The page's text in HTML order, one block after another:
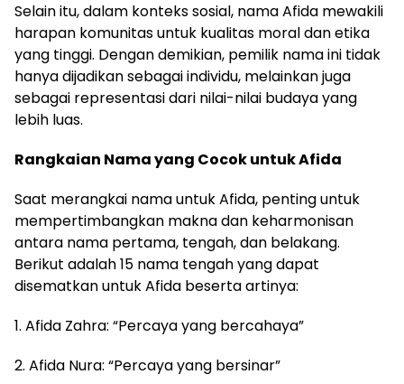
Selain itu, dalam konteks sosial, nama Afida mewakili
harapan komunitas untuk kualitas moral dan etika
yang tinggi. Dengan demikian, pemilik nama ini tidak
hanya dijadikan sebagai individu, melainkan juga
sebagai representasi dari nilai-nilai budaya yang
lebih luas.
Rangkaian Nama yang Cocok untuk Afida
Saat merangkai nama untuk Afida, penting untuk
mempertimbangkan makna dan keharmonisan
antara nama pertama, tengah, dan belakang.
Berikut adalah 15 nama tengah yang dapat
disematkan untuk Afida beserta artinya:
1. Afida Zahra: “Percaya yang bercahaya”
2. Afida Nura: “Percaya yang bersinar”